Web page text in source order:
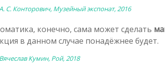
С. Конторович, Музейный экспонат, 2016
конечно, сама может сделать
в данном случае понадёжнее будет.
Вячеслав Кумин, Рой, 2018